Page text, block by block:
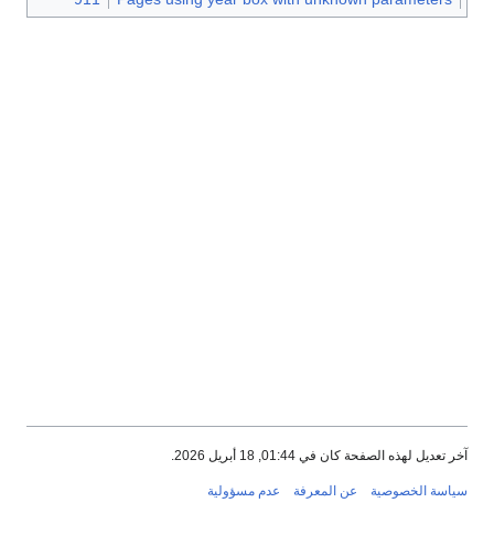
آخر تعديل لهذه الصفحة كان في 01:44, 18 أبريل 2026.
سياسة الخصوصية عن المعرفة عدم مسؤولية